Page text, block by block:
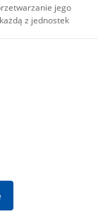
jego
z jednostek